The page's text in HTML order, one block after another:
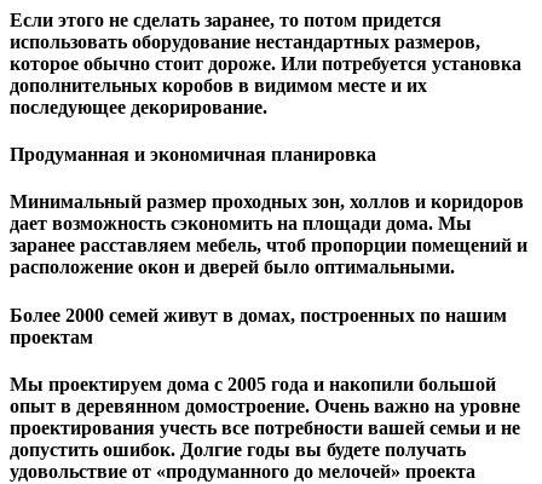
Если этого не сделать заранее, то потом придется
использовать оборудование нестандартных размеров,
которое обычно стоит дороже. Или потребуется установка
дополнительных коробов в видимом месте и их
последующее декорирование.
Продуманная и экономичная планировка
Минимальный размер проходных зон, холлов и коридоров
дает возможность сэкономить на площади дома. Мы
заранее расставляем мебель, чтоб пропорции помещений и
расположение окон и дверей было оптимальными.
Более 2000 семей живут в домах, построенных по нашим
проектам
Мы проектируем дома с 2005 года и накопили большой
опыт в деревянном домостроение. Очень важно на уровне
проектирования учесть все потребности вашей семьи и не
допустить ошибок. Долгие годы вы будете получать
удовольствие от «продуманного до мелочей» проекта